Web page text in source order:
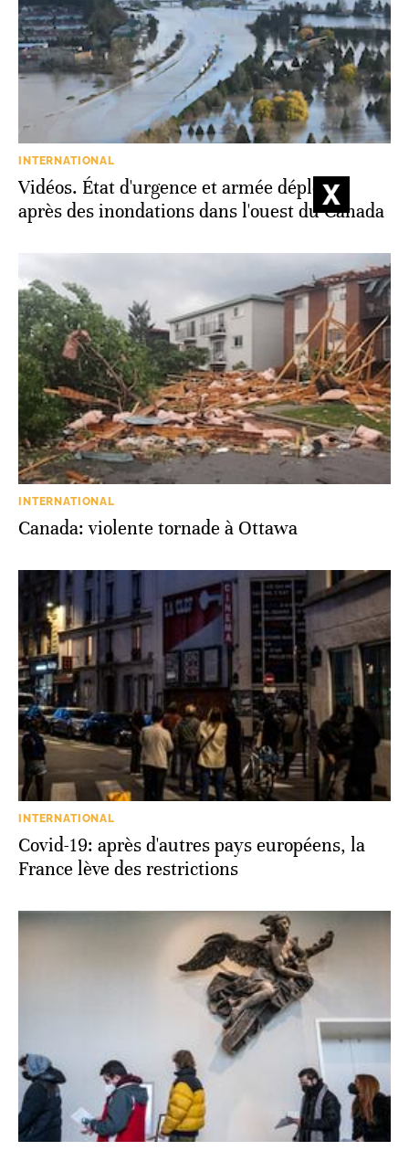
INTERNATIONAL
Vidéos. État d'urgence et armée déployée
après des inondations dans l'ouest du Canada
INTERNATIONAL
Canada: violente tornade à Ottawa
INTERNATIONAL
Covid-19: après d'autres pays européens, la
France lève des restrictions